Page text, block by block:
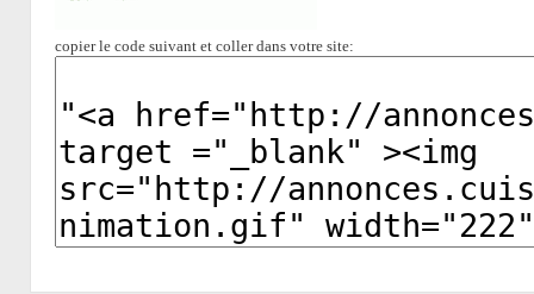
copier le code suivant et coller dans votre site: